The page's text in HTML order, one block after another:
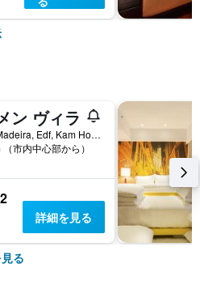
ン ヴィラ
Rua Madeira, Edf, Kam Hou, No 7, 2 e 3 Andar, マカオ
市内中心部から）
詳細を見る
る